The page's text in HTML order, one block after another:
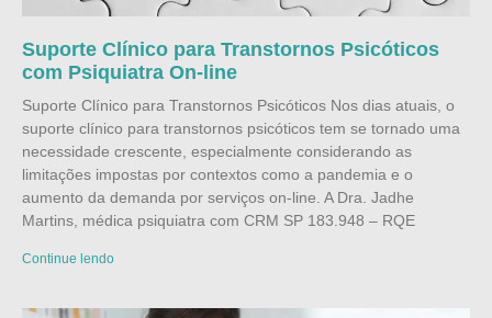
Suporte Clínico para Transtornos Psicóticos
com Psiquiatra On-line
Suporte Clínico para Transtornos Psicóticos Nos dias atuais, o
suporte clínico para transtornos psicóticos tem se tornado uma
necessidade crescente, especialmente considerando as
limitações impostas por contextos como a pandemia e o
aumento da demanda por serviços on-line. A Dra. Jadhe
Martins, médica psiquiatra com CRM SP 183.948 – RQE
Continue lendo